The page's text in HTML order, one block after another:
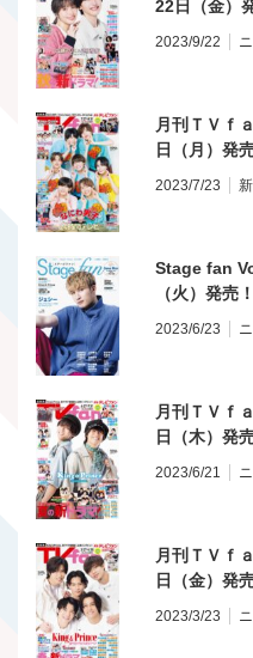
22日（金）
2023/9/22
月刊ＴＶｆ
日（月）発
2023/7/23
Stage fan
（火）発売！
2023/6/23
月刊ＴＶｆ
日（木）発
2023/6/21
月刊ＴＶｆ
日（金）発
2023/3/23